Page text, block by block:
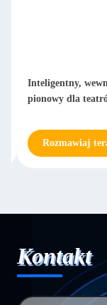
Inteligentny,
pionowy dla
Rozmawiaj
Kontakt